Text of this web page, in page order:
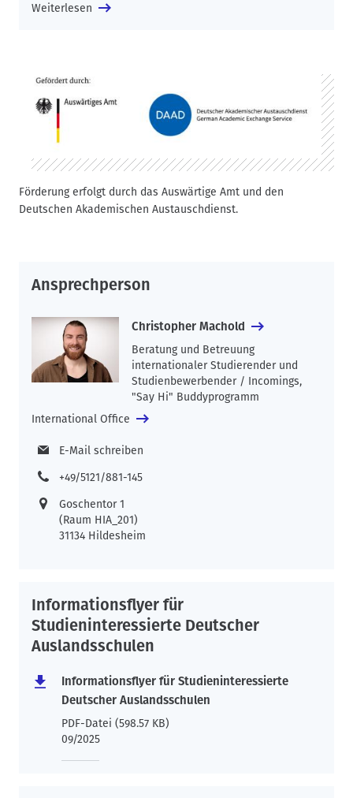
Weiterlesen
Förderung erfolgt durch das Auswärtige Amt und den
Deutschen Akademischen Austauschdienst.
Ansprechperson
Christopher Machold
Beratung und Betreuung
internationaler Studierender und
Studienbewerbender / Incomings,
"Say Hi" Buddyprogramm
International Office
E-Mail schreiben
+49/5121/881-145
Goschentor 1
(Raum HIA_201)
31134 Hildesheim
Informationsflyer für
Studieninteressierte Deutscher
Auslandsschulen
Informationsflyer für Studieninteressierte
Deutscher Auslandsschulen
PDF-Datei (598.57 KB)
09/2025